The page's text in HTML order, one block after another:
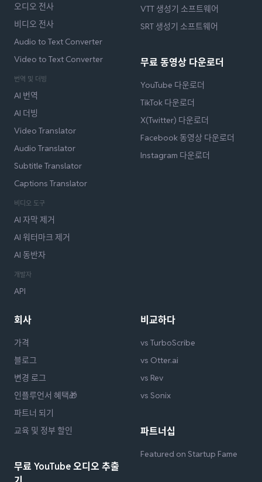
오디오 전사
비디오 전사
Audio to Text Converter
Video to Text Converter
번역 및 더빙
AI 번역
AI 더빙
Video Translator
Audio Translator
Subtitle Translator
Captions Translator
비디오 도구
AI 자막 제거
AI 워터마크 제거
AI 동반자
개발자
API
VTT 생성기 소프트웨어
SRT 생성기 소프트웨어
무료 동영상 다운로더
YouTube 다운로더
TikTok 다운로더
X(Twitter) 다운로더
Facebook 동영상 다운로더
Instagram 다운로더
회사
가격
블로그
변경 로그
인플루언서 혜택🎁
파트너 되기
교육 및 정부 할인
무료 YouTube 오디오 추출
비교하다
vs TurboScribe
vs Otter.ai
vs Rev
vs Sonix
파트너십
Featured on Startup Fame